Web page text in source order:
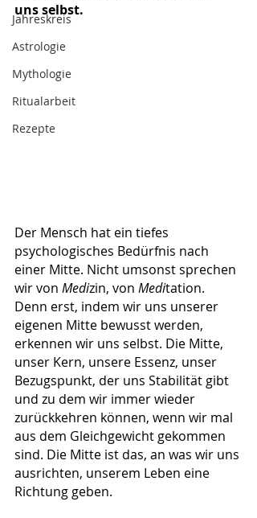
Jahreskreis
Astrologie
Mythologie
Ritualarbeit
Rezepte
uns selbst.
Der Mensch hat ein tiefes
psychologisches Bedürfnis nach
einer Mitte. Nicht umsonst sprechen
wir von Medizin, von Meditation.
Denn erst, indem wir uns unserer
eigenen Mitte bewusst werden,
erkennen wir uns selbst. Die Mitte,
unser Kern, unsere Essenz, unser
Bezugspunkt, der uns Stabilität gibt
und zu dem wir immer wieder
zurückkehren können, wenn wir mal
aus dem Gleichgewicht gekommen
sind. Die Mitte ist das, an was wir uns
ausrichten, unserem Leben eine
Richtung geben.